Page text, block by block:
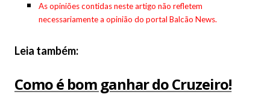
As opiniões contidas neste artigo não refletem
necessariamente a opinião do portal Balcão News.
Leia também:
Como é bom ganhar do Cruzeiro!